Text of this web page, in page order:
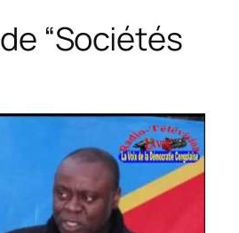
“Sociétés